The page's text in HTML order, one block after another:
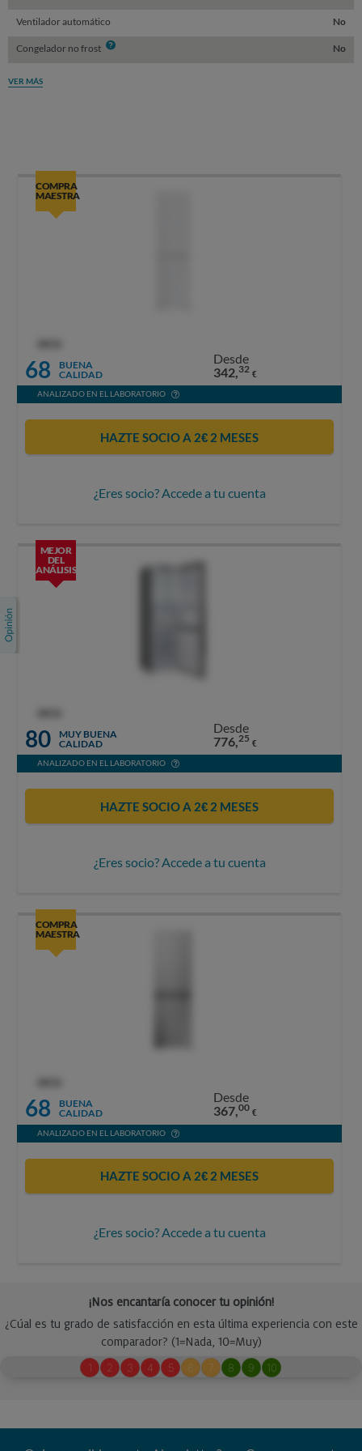
Ventilador automático No
Congelador no frost Info No
VER MÁS
COMPRA
MAESTRA
68
BUENA
CALIDAD
Desde
342,32 €
ANALIZADO EN EL LABORATORIO
HAZTE SOCIO A 2€ 2 MESES
¿Eres socio? Accede a tu cuenta
MEJOR
DEL
ANÁLISIS
80
MUY BUENA
CALIDAD
Desde
776,25 €
ANALIZADO EN EL LABORATORIO
HAZTE SOCIO A 2€ 2 MESES
¿Eres socio? Accede a tu cuenta
COMPRA
MAESTRA
68
BUENA
CALIDAD
Desde
367,00 €
ANALIZADO EN EL LABORATORIO
HAZTE SOCIO A 2€ 2 MESES
¿Eres socio? Accede a tu cuenta